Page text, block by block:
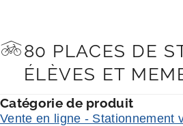
80 PLACES DE
ÉLÈVES ET
Catégorie de produit
Vente en ligne - Stationnement